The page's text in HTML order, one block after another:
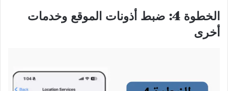
الخطوة 4: ضبط أذونات الموقع وخدمات
أخرى